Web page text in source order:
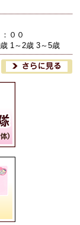
００
1～2歳 3～5歳